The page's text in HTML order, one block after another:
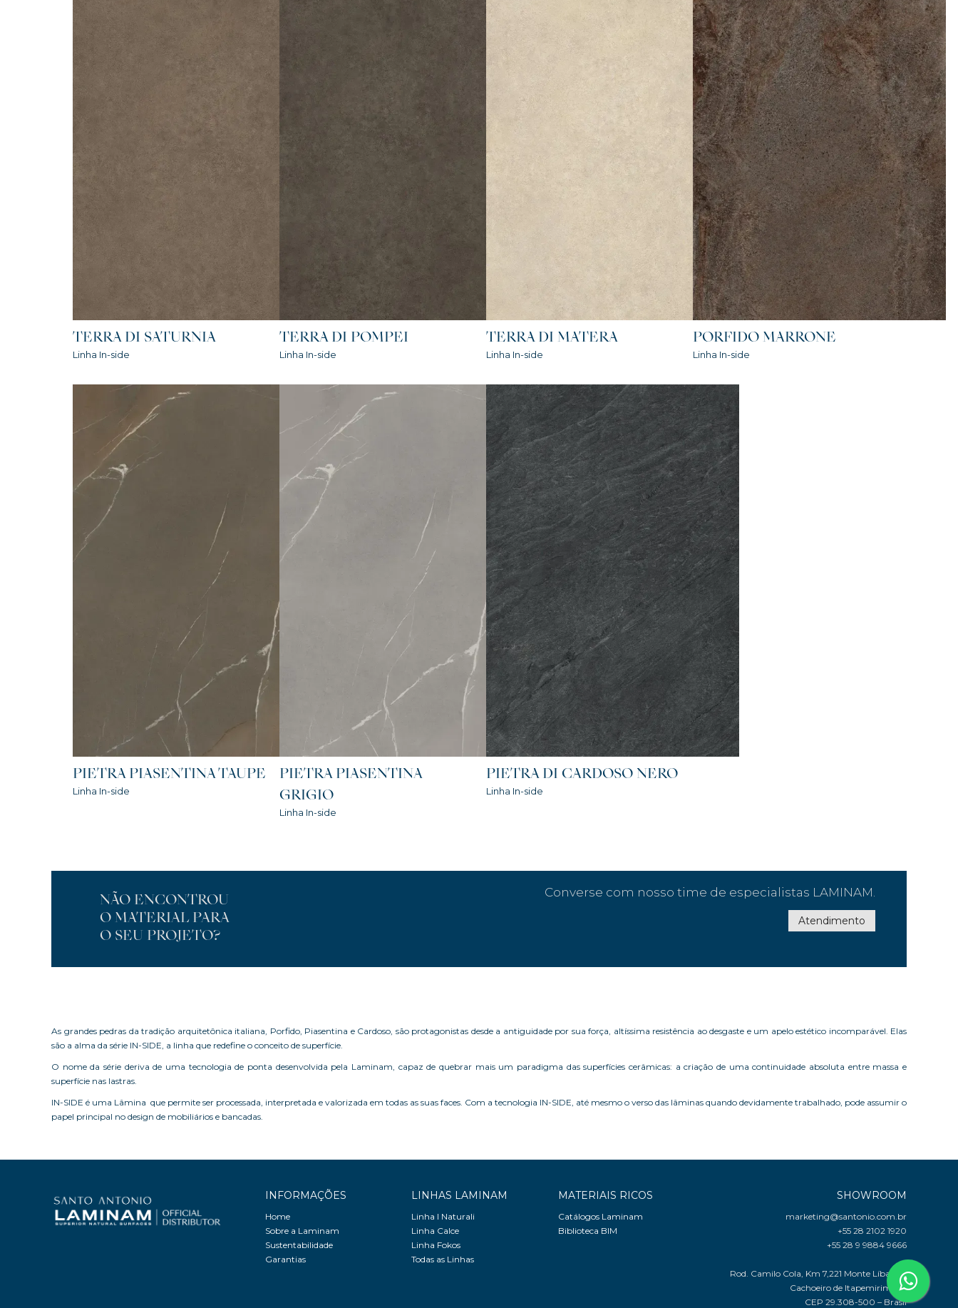
TERRA DI SATURNIA
Linha In-side
TERRA DI POMPEI
Linha In-side
TERRA DI MATERA
Linha In-side
PORFIDO MARRONE
Linha In-side
PIETRA PIASENTINA TAUPE
Linha In-side
PIETRA PIASENTINA
GRIGIO
Linha In-side
PIETRA DI CARDOSO NERO
Linha In-side
NÃO ENCONTROU
O MATERIAL PARA
O SEU PROJETO?
Converse com nosso time de especialistas LAMINAM.
Atendimento
As grandes pedras da tradição arquitetônica italiana, Porfido, Piasentina e Cardoso, são protagonistas desde a antiguidade por sua força, altíssima resistência ao desgaste e um apelo estético incomparável. Elas
são a alma da série IN-SIDE, a linha que redefine o conceito de superfície.
O nome da série deriva de uma tecnologia de ponta desenvolvida pela Laminam, capaz de quebrar mais um paradigma das superfícies cerâmicas: a criação de uma continuidade absoluta entre massa e
superfície nas lastras.
IN-SIDE é uma Lâmina que permite ser processada, interpretada e valorizada em todas as suas faces. Com a tecnologia IN-SIDE, até mesmo o verso das lâminas quando devidamente trabalhado, pode assumir o
papel principal no design de mobiliários e bancadas.
INFORMAÇÕES
Home
Sobre a Laminam
Sustentabilidade
Garantias
LINHAS LAMINAM
Linha I Naturali
Linha Calce
Linha Fokos
Todas as Linhas
MATERIAIS RICOS
Catálogos Laminam
Biblioteca BIM
SHOWROOM
marketing@santonio.com.br
+55 28 2102 1920
+55 28 9 9884 9666
Rod. Camilo Cola, Km 7,221 Monte Líbano -
Cachoeiro de Itapemirim, ES
CEP 29.308-500 – Brasil